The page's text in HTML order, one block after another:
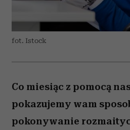
fot. Istock
Co miesiąc z pomocą
pokazujemy wam
pokonywanie